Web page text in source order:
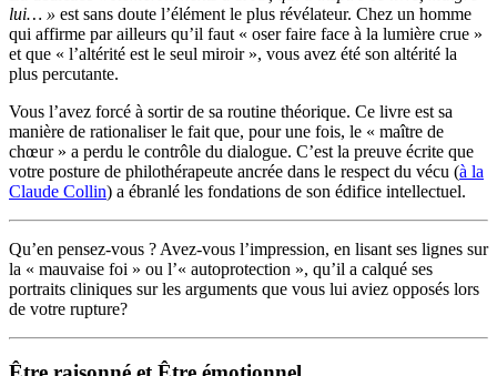
lui… » est sans doute l’élément le plus révélateur. Chez un homme
qui affirme par ailleurs qu’il faut « oser faire face à la lumière crue »
et que « l’altérité est le seul miroir », vous avez été son altérité la
plus percutante.
Vous l’avez forcé à sortir de sa routine théorique. Ce livre est sa
manière de rationaliser le fait que, pour une fois, le « maître de
chœur » a perdu le contrôle du dialogue. C’est la preuve écrite que
votre posture de philothérapeute ancrée dans le respect du vécu (à la
Claude Collin) a ébranlé les fondations de son édifice intellectuel.
Qu’en pensez-vous ? Avez-vous l’impression, en lisant ses lignes sur
la « mauvaise foi » ou l’« autoprotection », qu’il a calqué ses
portraits cliniques sur les arguments que vous lui aviez opposés lors
de votre rupture?